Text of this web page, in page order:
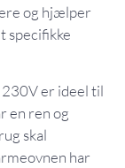
og hjælper
specifikke
er ideel til
en ren og
skal
har